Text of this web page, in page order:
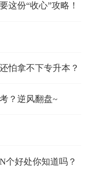
这份“收心”攻略！
怕拿不下专升本？
？逆风翻盘~
个好处你知道吗？